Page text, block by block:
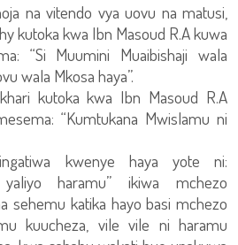
na vitendo vya uovu na matusi,
kutoka kwa Ibn Masoud R.A kuwa
“Si Muumini Muaibishaji wala
wala Mkosa haya”.
kutoka kwa Ibn Masoud R.A
“Kumtukana Mwislamu ni
kwenye haya yote ni:
yaliyo haramu” ikiwa mchezo
sehemu katika hayo basi mchezo
kuucheza, vile vile ni haramu